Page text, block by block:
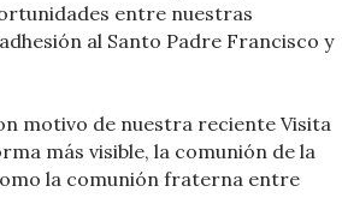
entre nuestras
al Santo Padre Francisco y
motivo de nuestra reciente Visita
más visible, la comunión de la
la comunión fraterna entre